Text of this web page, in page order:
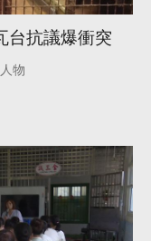
台抗議爆衝突
物